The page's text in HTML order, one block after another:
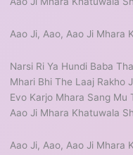
Aao Ji, Aao, Aao Ji
Narsi Ri Ya Hundi Baba
Mhari Bhi The Laaj Rakho
Evo Karjo Mhara Sang Mu
Aao Ji Mhara Khatuwala
Aao Ji, Aao, Aao Ji